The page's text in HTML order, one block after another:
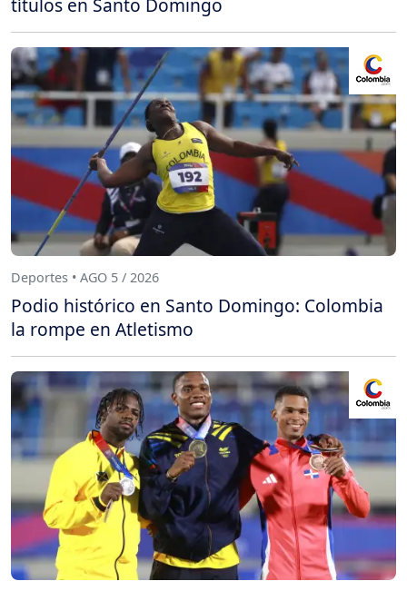
títulos en Santo Domingo
Deportes • AGO 5 / 2026
Podio histórico en Santo Domingo: Colombia
la rompe en Atletismo